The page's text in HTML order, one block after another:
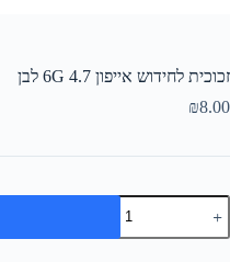
זכוכית לחידוש אייפון 6G 4.7 לבן
₪8.00